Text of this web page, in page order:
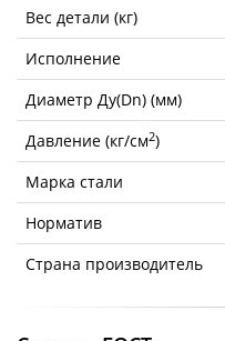
Вес детали (кг)
Исполнение
Диаметр Ду(Dn) (мм)
Давление (кг/см2)
Марка стали
Норматив
Страна производитель